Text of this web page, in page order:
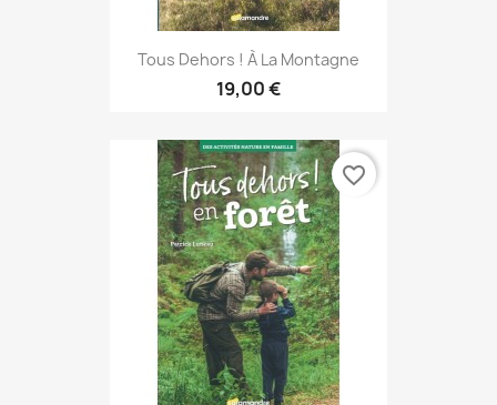
Tous Dehors ! À La Montagne
19,00 €
favorite_border